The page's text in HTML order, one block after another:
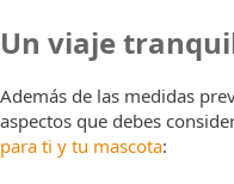
Un viaje
Además de las medidas
aspectos que debes
para ti y tu mascota: